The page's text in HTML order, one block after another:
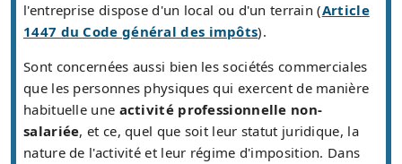
l'entreprise dispose d'un local ou d'un terrain (Article
1447 du Code général des impôts).
Sont concernées aussi bien les sociétés commerciales
que les personnes physiques qui exercent de manière
habituelle une activité professionnelle non-
salariée, et ce, quel que soit leur statut juridique, la
nature de l'activité et leur régime d'imposition. Dans